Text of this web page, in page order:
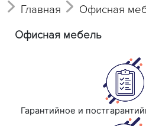
Главная
Офисная
Офисная мебель
Гарантийное и